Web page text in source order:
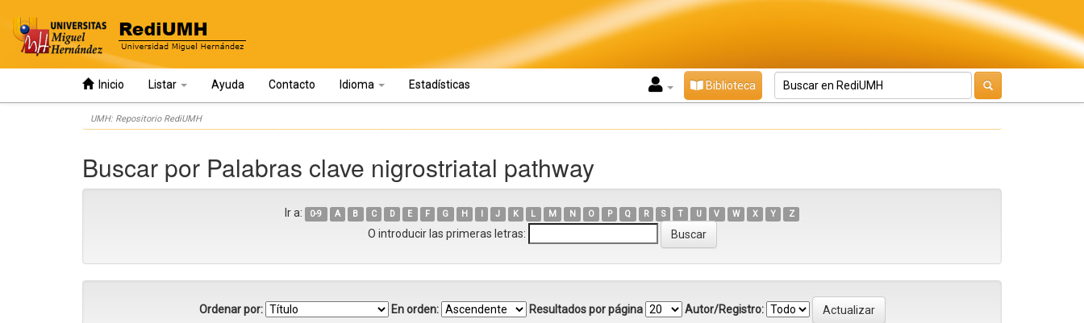
Inicio Listar Ayuda Contacto Idioma Estadísticas Biblioteca
UMH: Repositorio RediUMH
Buscar por Palabras clave nigrostriatal pathway
Ir a: 0-9 A B C D E F G H I J K L M N O P Q R S T U V W X Y Z
O introducir las primeras letras:
Ordenar por: En orden: Resultados por página Autor/Registro: